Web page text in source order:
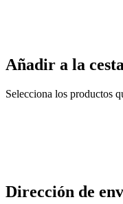
Añadir a la
Selecciona los productos
Dirección de